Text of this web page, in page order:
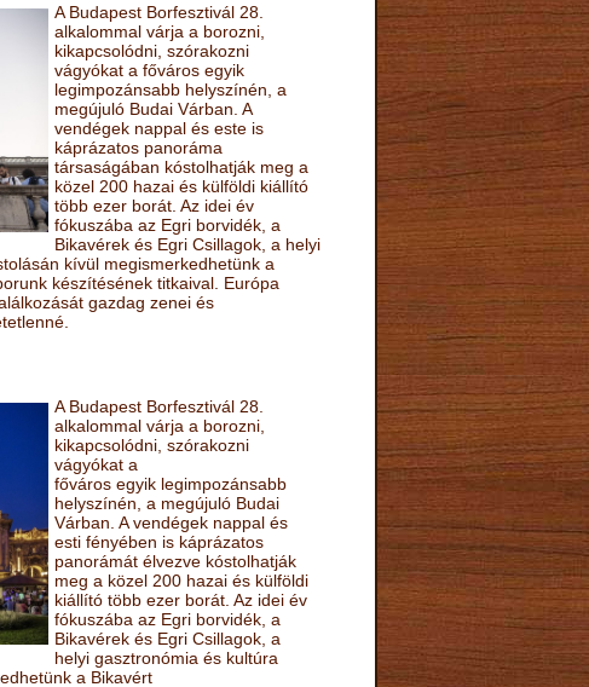
A Budapest Borfesztivál 28.
alkalommal várja a borozni,
kikapcsolódni, szórakozni
vágyókat a főváros egyik
legimpozánsabb helyszínén, a
megújuló Budai Várban. A
vendégek nappal és este is
káprázatos panoráma
társaságában kóstolhatják meg a
közel 200 hazai és külföldi kiállító
több ezer borát. Az idei év
fókuszába az Egri borvidék, a
Bikavérek és Egri Csillagok, a helyi
kívül megismerkedhetünk a
készítésének titkaival. Európa
gazdag zenei és
A Budapest Borfesztivál 28.
alkalommal várja a borozni,
kikapcsolódni, szórakozni
vágyókat a
főváros egyik legimpozánsabb
helyszínén, a megújuló Budai
Várban. A vendégek nappal és
esti fényében is káprázatos
panorámát élvezve kóstolhatják
meg a közel 200 hazai és külföldi
kiállító több ezer borát. Az idei év
fókuszába az Egri borvidék, a
Bikavérek és Egri Csillagok, a
helyi gasztronómia és kultúra
a Bikavért